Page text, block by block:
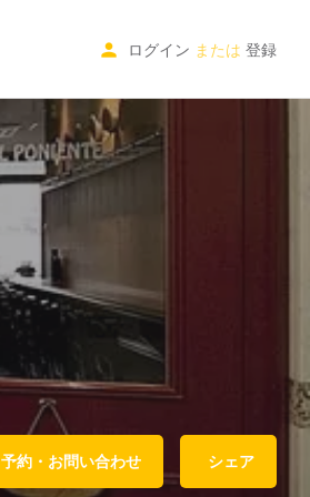
ログイン または 登録
予約・お問い合わせ シェア